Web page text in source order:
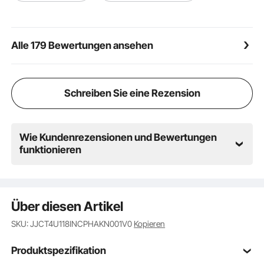
Alle 179 Bewertungen ansehen
Schreiben Sie eine Rezension
Wie Kundenrezensionen und Bewertungen
funktionieren
Über diesen Artikel
SKU: JJCT4U118INCPHAKN001V0 Kopieren
Produktspezifikation